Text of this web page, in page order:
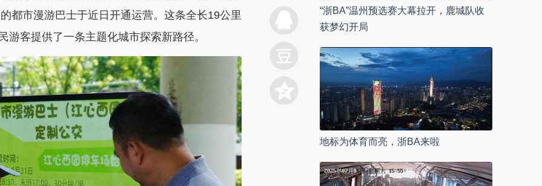
都市漫游巴士于近日开通运营。这条全长19公里
游客提供了一条主题化城市探索新路径。
“浙BA”温州预选赛大幕拉开，鹿城队收
获梦幻开局
地标为体育而亮，浙BA来啦